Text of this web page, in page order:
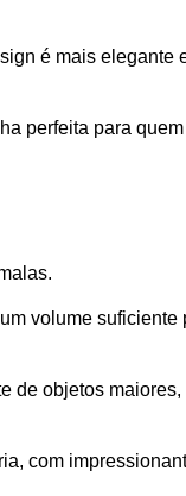
é mais elegante
perfeita para
volume
de objetos
com